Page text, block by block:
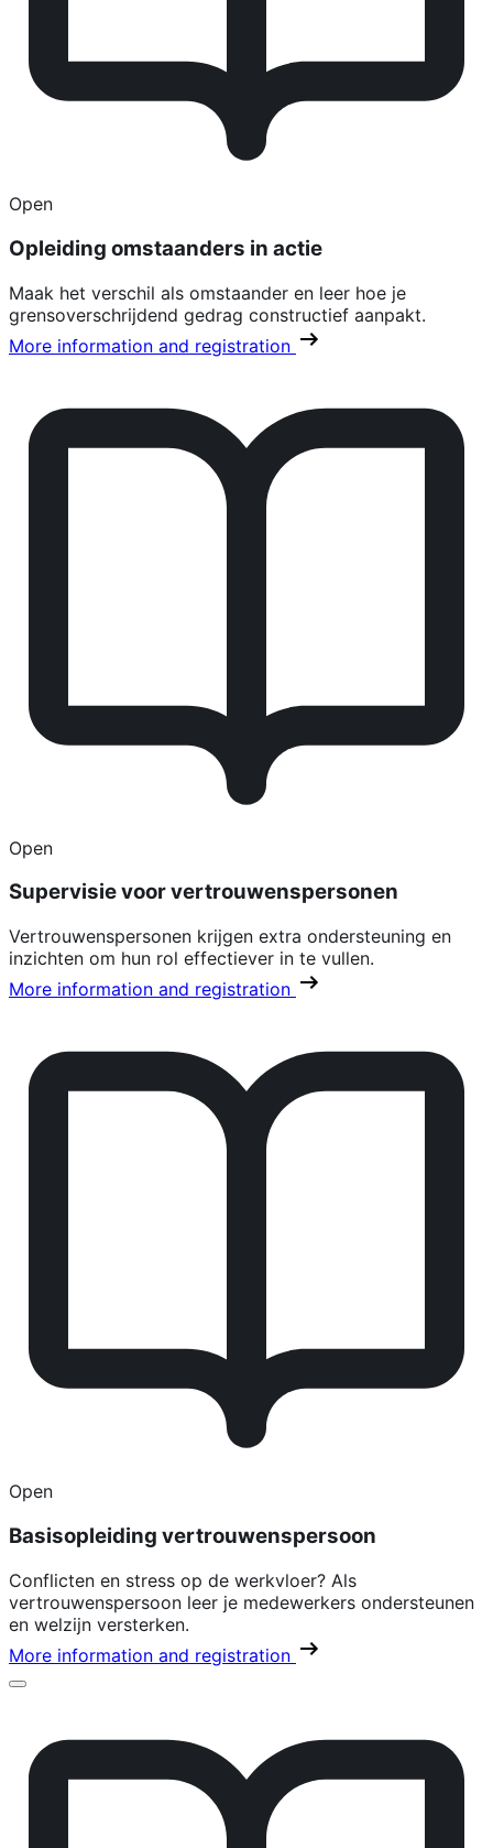
Open
Opleiding omstaanders in actie
Maak het verschil als omstaander en leer hoe je
grensoverschrijdend gedrag constructief aanpakt.
More information and registration
Open
Supervisie voor vertrouwenspersonen
Vertrouwenspersonen krijgen extra ondersteuning en
inzichten om hun rol effectiever in te vullen.
More information and registration
Open
Basisopleiding vertrouwenspersoon
Conflicten en stress op de werkvloer? Als
vertrouwenspersoon leer je medewerkers ondersteunen
en welzijn versterken.
More information and registration